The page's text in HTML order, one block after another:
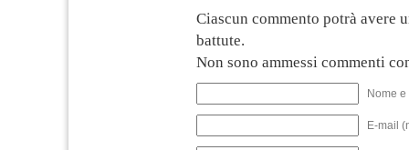
Ciascun commento potrà avere
battute.
Non sono ammessi commenti
Nome
E-mail